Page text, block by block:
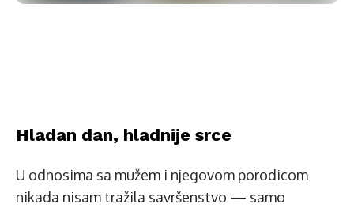
Hladan dan, hladnije srce
U odnosima sa mužem i njegovom porodicom
nikada nisam tražila savršenstvo — samo